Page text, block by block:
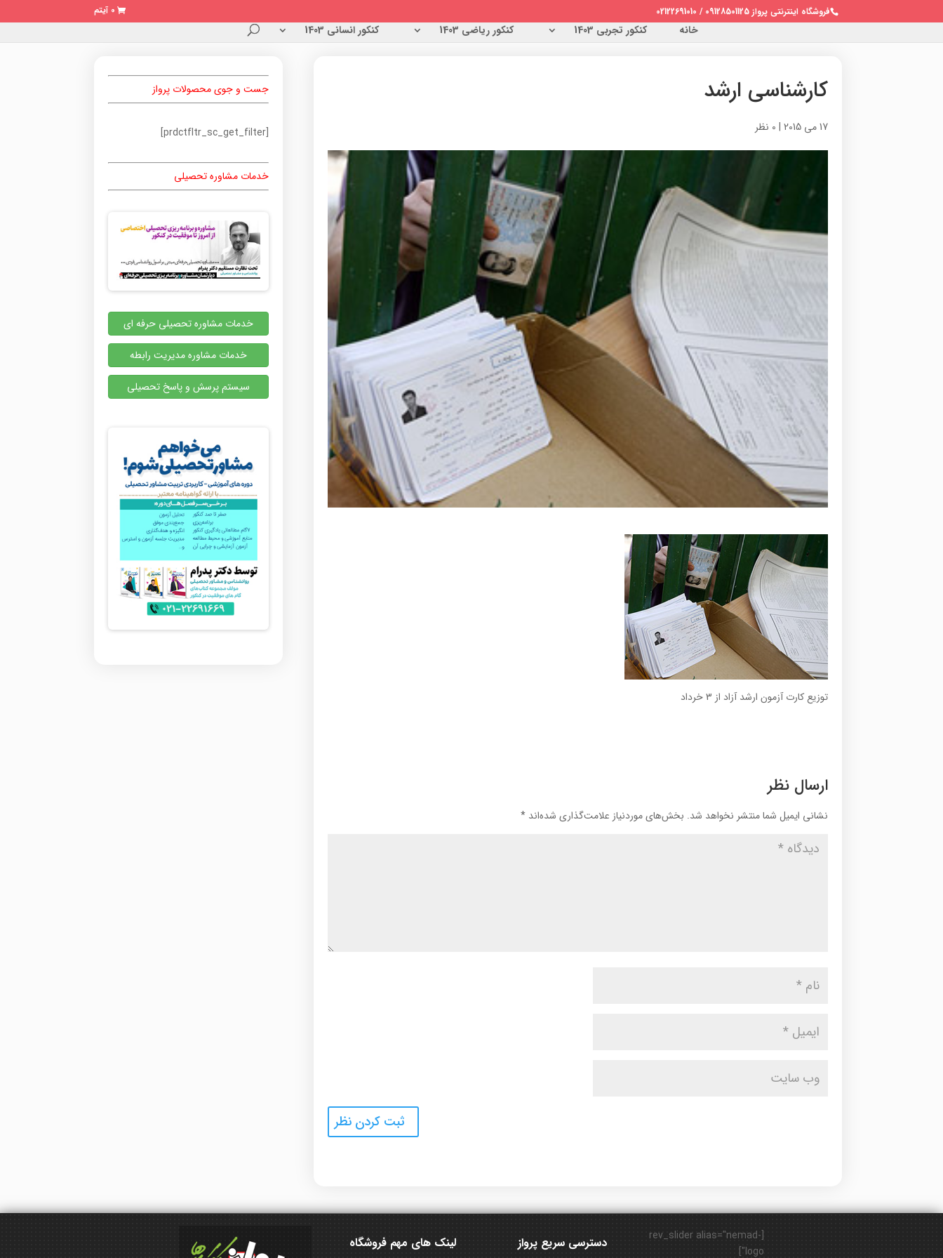
فروشگاه اینترنتی پرواز 09128501125 / 02122691010 0 آیتم
خانه کنکور تجربی 1403 کنکور ریاضی 1403 کنکور انسانی 1403
کارشناسی ارشد
17 می 2015 | 0 نظر
توزیع کارت آزمون ارشد آزاد از 3 خرداد
ارسال نظر
نشانی ایمیل شما منتشر نخواهد شد. بخش‌های موردنیاز علامت‌گذاری شده‌اند*
جست و جوی محصولات پرواز
[prdctfltr_sc_get_filter]
خدمات مشاوره تحصیلی
خدمات مشاوره تحصیلی حرفه ای
خدمات مشاوره مدیریت رابطه
سیستم پرسش و پاسخ تحصیلی
لینک های مهم فروشگاه دسترسی سریع پرواز
[rev_slider alias="nemad-
logo"]